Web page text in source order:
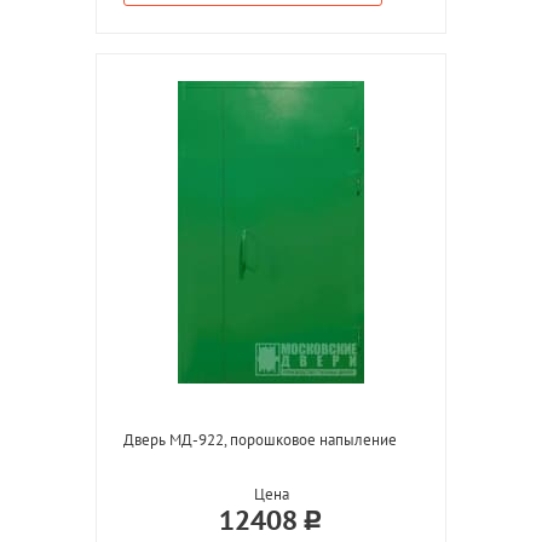
Дверь МД-922, порошковое напыление
Цена
12408